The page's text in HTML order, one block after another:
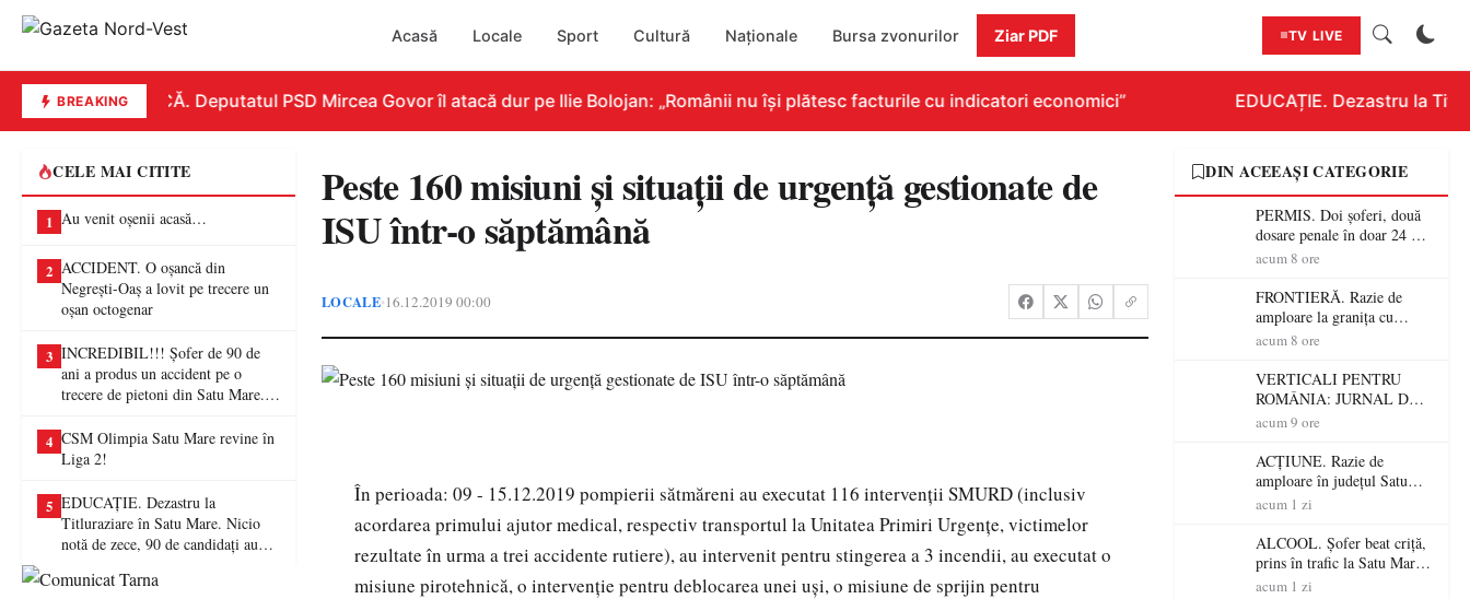
Acasă Locale Sport Cultură Naționale Bursa zvonurilor Ziar PDF TV LIVE
BREAKINGREPLICĂ. Deputatul PSD Mircea Govor îl atacă dur pe Ilie Bolojan: „Românii nu își plătesc facturile cu indicatori economici” EDUCAȚIE. Dezastru la
CELE MAI CITITE
1 Au venit oșenii acasă…
2 ACCIDENT. O oșancă din
Negrești-Oaș a lovit pe trecere un
oșan octogenar
3 INCREDIBIL!!! Șofer de 90 de
ani a produs un accident pe o
trecere de pietoni din Satu Mare. O
4 CSM Olimpia Satu Mare revine în
Liga 2!
5 EDUCAȚIE. Dezastru la
Titluraziare în Satu Mare. Nicio
notă de zece, 90 de candidați au
Peste 160 misiuni şi situații de urgență gestionate de
ISU într-o săptămână
LOCALE•16.12.2019 00:00
În perioada: 09 - 15.12.2019 pompierii sătmăreni au executat 116 intervenţii SMURD (inclusiv
acordarea primului ajutor medical, respectiv transportul la Unitatea Primiri Urgenţe, victimelor
rezultate în urma a trei accidente rutiere), au intervenit pentru stingerea a 3 incendii, au executat o
misiune pirotehnică, o intervenţie pentru deblocarea unei uşi, o misiune de sprijin pentru
DIN ACEEAȘI CATEGORIE
PERMIS. Doi șoferi, două
dosare penale în doar 24 de
ore la Petea! Unul avea
nu a avut niciodată permis
acum 8 ore
FRONTIERĂ. Razie de
amploare la granița cu
Ungaria! 800 de persoane și
verificate
acum 8 ore
VERTICALI PENTRU
ROMÂNIA: JURNAL DE
CĂLĂTORIE FIJET
acum 9 ore
ACȚIUNE. Razie de
amploare în județul Satu
Mare! Polițiștii au dat sute
șoferi fără permis într-o
singură zi
acum 1 zi
ALCOOL. Șofer beat criță,
prins în trafic la Satu Mare!
Alcoolemie uriașă
acum 1 zi